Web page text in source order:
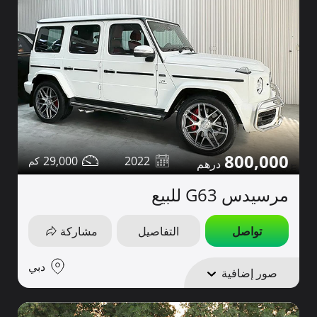
800,000
2022
29,000
مرسيدس G63 للبيع
تواصل التفاصيل مشاركة
صور إضافية دبي